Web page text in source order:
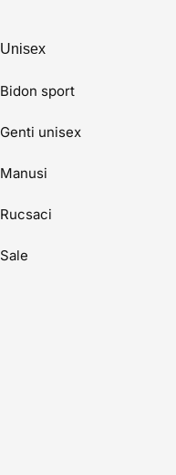
Unisex
Bidon sport
Genti unisex
Manusi
Rucsaci
Sale